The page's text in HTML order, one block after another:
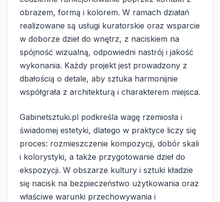
obrazem, formą i kolorem. W ramach działań
realizowane są usługi kuratorskie oraz wsparcie
w doborze dzieł do wnętrz, z naciskiem na
spójność wizualną, odpowiedni nastrój i jakość
wykonania. Każdy projekt jest prowadzony z
dbałością o detale, aby sztuka harmonijnie
współgrała z architekturą i charakterem miejsca.
Gabinetsztuki.pl podkreśla wagę rzemiosła i
świadomej estetyki, dlatego w praktyce liczy się
proces: rozmieszczenie kompozycji, dobór skali
i kolorystyki, a także przygotowanie dzieł do
ekspozycji. W obszarze kultury i sztuki kładzie
się nacisk na bezpieczeństwo użytkowania oraz
właściwe warunki przechowywania i